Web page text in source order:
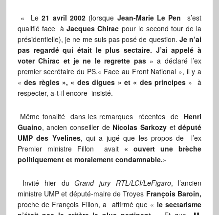
« Le21 avril 2002 (lorsque Jean-Marie Le Pen
s’est
qualifié face àJacques Chirac pour le second tour de la
présidentielle), je ne me suis pas posé de question. Je n’ai
pas regardé qui était le plus sectaire. J’ai appelé à
voter Chirac et je ne le regrette pas» a déclaré l’ex
premier secrétaire du PS.« Face au Front National », il y a
«des règles », « des digues » et « des principes » à
respecter, a-t-il encore insisté.
Même tonalité dans les remarques récentes de Henri
Guaino, ancien conseiller de Nicolas Sarkozyetdéputé
UMP des Yvelines, qui a jugé que les propos de l’ex
Premier ministre Fillon avait « ouvert une brèche
politiquement et moralement condamnable.»
Invité hier duGrand jury RTL/LCI/LeFigaro, l’ancien
ministre UMP et député-maire de Troyes François Baroin,
proche de François Fillon, a affirmé que « le sectarisme